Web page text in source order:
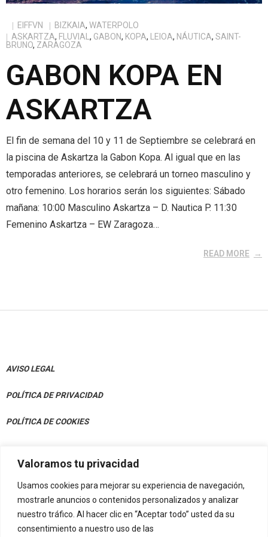
Valoramos tu privacidad
Usamos cookies para mejorar su experiencia de navegación,
mostrarle anuncios o contenidos personalizados y analizar
nuestro tráfico. Al hacer clic en “Aceptar todo” usted da su
consentimiento a nuestro uso de las
- - Sailkapenak
- - Tecnifikazioak
alt="Castellano" /> Castellano
content/plugins/qtranslate-
EIFFVN BIZKAIA, WATERPOLO
ASKARTZA, FLUVIAL , GABON, KOPA, LEIOA, NÁUTICA, SAINT-
BRUNO, ZARAGOZA
GABON KOPA EN
ASKARTZA
El fin de semana del 10 y 11 de Septiembre se celebrará en
la piscina de Askartza la Gabon Kopa. Al igual que en las
temporadas anteriores, se celebrará un torneo masculino y
otro femenino. Los horarios serán los siguientes: Sábado
mañana: 10:00 Masculino Askartza – D. Nautica P. 11:30
Femenino Askartza – EW Zaragoza…
READ MORE
AVISO LEGAL
POLÍTICA DE PRIVACIDAD
POLÍTICA DE COOKIES
CONTACTO
Av. Julián Gaiarre 50, Bajo 48004 Bilbao